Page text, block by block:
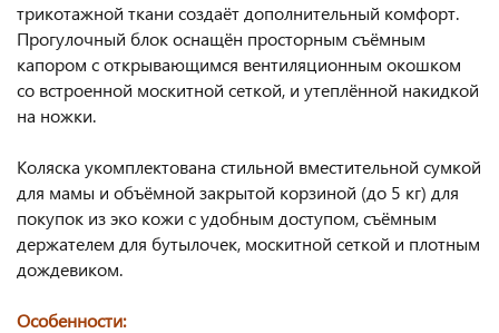
трикотажной ткани создаёт дополнительный комфорт.
Прогулочный блок оснащён просторным съёмным
капором с открывающимся вентиляционным окошком
со встроенной москитной сеткой, и утеплённой накидкой
на ножки.
Коляска укомплектована стильной вместительной сумкой
для мамы и объёмной закрытой корзиной (до 5 кг) для
покупок из эко кожи с удобным доступом, съёмным
держателем для бутылочек, москитной сеткой и плотным
дождевиком.
Особенности: